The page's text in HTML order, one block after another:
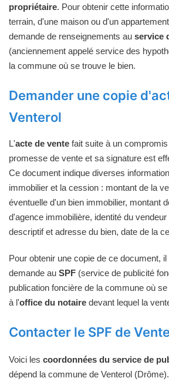
propriétaire. Pour obtenir cette
terrain, d'une maison ou d'un
demande de renseignements au service
(anciennement appelé service des
la commune où se trouve le bien.
Demander une copie
Venterol
L'acte de vente fait suite à un
promesse de vente et sa signature est
Ce document indique diverses
immobilier et la cession : montant de la
éventuelle d'un bien immobilier, montant
d'agence immobilière, identité du vendeur
descriptif et adresse du bien, date de la
Pour obtenir une copie de ce document,
demande au SPF (service de publicité
publication foncière de la commune où
à l'office du notaire devant lequel la
Contacter le SPF de
Voici les coordonnées du service de
dépend la commune de Venterol (Drôme).